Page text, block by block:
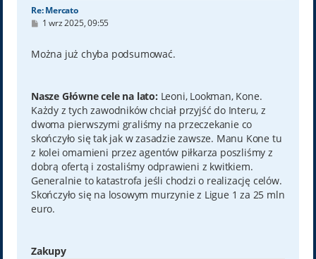
Re: Mercato
P
t
1 wrz 2025, 09:55
Można już chyba podsumować.
Nasze Główne cele na lato: Leoni, Lookman, Kone.
Każdy z tych zawodników chciał przyjść do Interu, z
dwoma pierwszymi graliśmy na przeczekanie co
skończyło się tak jak w zasadzie zawsze. Manu Kone tu
z kolei omamieni przez agentów piłkarza poszliśmy z
dobrą ofertą i zostaliśmy odprawieni z kwitkiem.
Generalnie to katastrofa jeśli chodzi o realizację celów.
Skończyło się na losowym murzynie z Ligue 1 za 25 mln
euro.
Zakupy